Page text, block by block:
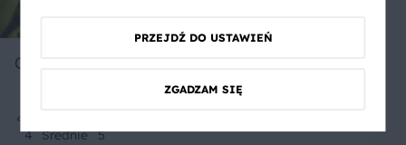
CAPRESE
4 Średnie 5
PRZEJDŹ DO USTAWIEŃ
ZGADZAM SIĘ